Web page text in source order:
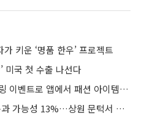
키운 ‘명품 한우’ 프로젝트
미국 첫 수출 나선다
신세계백화점, 푸빌라 키링 이벤트로 앱에서 패션 아이템까지
美 클래리티 법안 연내 통과 가능성 13%…상원 문턱서 제동